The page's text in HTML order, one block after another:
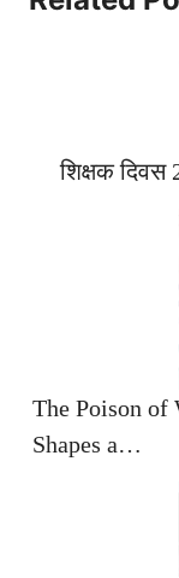
शिक्षक दिवस
The Poison of
Shapes a…